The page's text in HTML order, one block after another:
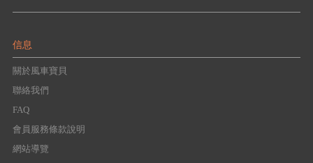
信息
關於風車寶貝
聯絡我們
FAQ
會員服務條款說明
網站導覽